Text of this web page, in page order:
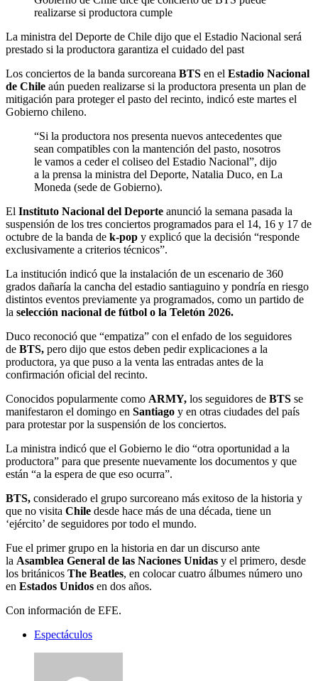
realizarse si productora cumple
La ministra del Deporte de Chile dijo que el Estadio Nacional será
prestado si la productora garantiza el cuidado del past
Los conciertos de la banda surcoreana BTS en el Estadio Nacional
de Chile aún pueden realizarse si la productora presenta un plan de
mitigación para proteger el pasto del recinto, indicó este martes el
Gobierno chileno.
“Si la productora nos presenta nuevos antecedentes que
sean compatibles con la mantención del pasto, nosotros
le vamos a ceder el coliseo del Estadio Nacional”, dijo
a la prensa la ministra del Deporte, Natalia Duco, en La
Moneda (sede de Gobierno).
El Instituto Nacional del Deporte anunció la semana pasada la
suspensión de los tres conciertos programados para el 14, 16 y 17 de
octubre de la banda de k-pop y explicó que la decisión “responde
exclusivamente a criterios técnicos”.
La institución indicó que la instalación de un escenario de 360
grados dañaría la cancha del estadio santiaguino y pondría en riesgo
distintos eventos previamente ya programados, como un partido de
la selección nacional de fútbol o la Teletón 2026.
Duco reconoció que “empatiza” con el enfado de los seguidores
de BTS, pero dijo que estos deben pedir explicaciones a la
productora, ya que puso a la venta las entradas antes de la
confirmación oficial del recinto.
Conocidos popularmente como ARMY, los seguidores de BTS se
manifestaron el domingo en Santiago y en otras ciudades del país
para protestar por la suspensión de los conciertos.
La ministra indicó que el Gobierno le dio “otra oportunidad a la
productora” para que presente nuevamente los documentos y que
están “a la espera de que eso ocurra”.
BTS, considerado el grupo surcoreano más exitoso de la historia y
que no visita Chile desde hace más de una década, tiene un
‘ejército’ de seguidores por todo el mundo.
Fue el primer grupo en la historia en dar un discurso ante
la Asamblea General de las Naciones Unidas y el primero, desde
los británicos The Beatles, en colocar cuatro álbumes número uno
en Estados Unidos en dos años.
Con información de EFE.
Espectáculos